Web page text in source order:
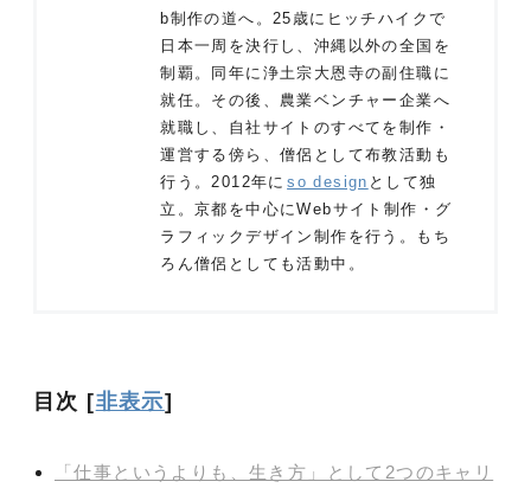
b制作の道へ。25歳にヒッチハイクで
日本一周を決行し、沖縄以外の全国を
制覇。同年に浄土宗大恩寺の副住職に
就任。その後、農業ベンチャー企業へ
就職し、自社サイトのすべてを制作・
運営する傍ら、僧侶として布教活動も
行う。2012年に so design として独
立。京都を中心にWebサイト制作・グ
ラフィックデザイン制作を行う。もち
ろん僧侶としても活動中。
目次 [非表示]
「仕事というよりも、生き方」として2つのキャリ